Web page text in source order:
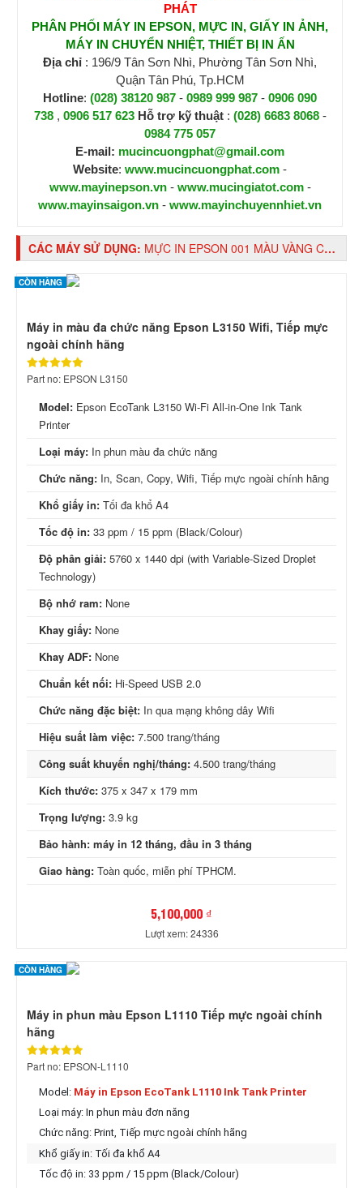
PHÁT
PHÂN PHỐI MÁY IN EPSON, MỰC IN, GIẤY IN ẢNH,
MÁY IN CHUYỂN NHIỆT, THIẾT BỊ IN ẤN
Địa chỉ : 196/9 Tân Sơn Nhì, Phường Tân Sơn Nhì,
Quận Tân Phú, Tp.HCM
Hotline: (028) 38120 987 - 0989 999 987 - 0906 090
738, 0906 517 623 Hỗ trợ kỹ thuật : (028) 6683 8068-
0984 775 057
E-mail: mucincuongphat@gmail.com
Website: www.mucincuongphat.com -
www.mayinepson.vn- www.mucingiatot.com-
www.mayinsaigon.vn - www.mayinchuyennhiet.vn
CÁC MÁY SỬ DỤNG: MỰC IN EPSON 001 MÀU VÀNG CHÍNH HÃNG(C13T03Y400)
CÒN HÀNG
Máy in màu đa chức năng Epson L3150 Wifi, Tiếp mực
ngoài chính hãng
Part no: EPSON L3150
Model: Epson EcoTank L3150 Wi-Fi All-in-One Ink Tank
Printer
Loại máy: In phun màu đa chức năng
Chức năng: In, Scan, Copy, Wifi, Tiếp mực ngoài chính hãng
Khổ giấy in: Tối đa khổ A4
Tốc độ in: 33 ppm / 15 ppm (Black/Colour)
Độ phân giải: 5760 x 1440 dpi (with Variable-Sized Droplet
Technology)
Bộ nhớ ram: None
Khay giấy: None
Khay ADF: None
Chuẩn kết nối: Hi-Speed USB 2.0
Chức năng đặc biệt: In qua mạng không dây Wifi
Hiệu suất làm việc: 7.500 trang/tháng
Công suất khuyến nghị/tháng: 4.500 trang/tháng
Kích thước: 375 x 347 x 179 mm
Trọng lượng: 3.9 kg
Bảo hành: máy in 12 tháng, đầu in 3 tháng
Giao hàng: Toàn quốc, miễn phí TPHCM.
5,100,000 ₫
Lượt xem: 24336
CÒN HÀNG
Máy in phun màu Epson L1110 Tiếp mực ngoài chính
hãng
Part no: EPSON-L1110
Model: Máy in Epson EcoTank L1110 Ink Tank Printer
Loại máy: In phun màu đơn năng
Chức năng: Print, Tiếp mực ngoài chính hãng
Khổ giấy in: Tối đa khổ A4
Tốc độ in: 33 ppm / 15 ppm (Black/Colour)